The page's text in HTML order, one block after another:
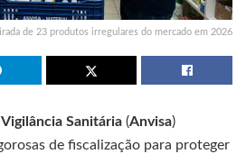
de 23 produtos irregulares do mercado em 2026
Sanitária (Anvisa)
de fiscalização para proteger